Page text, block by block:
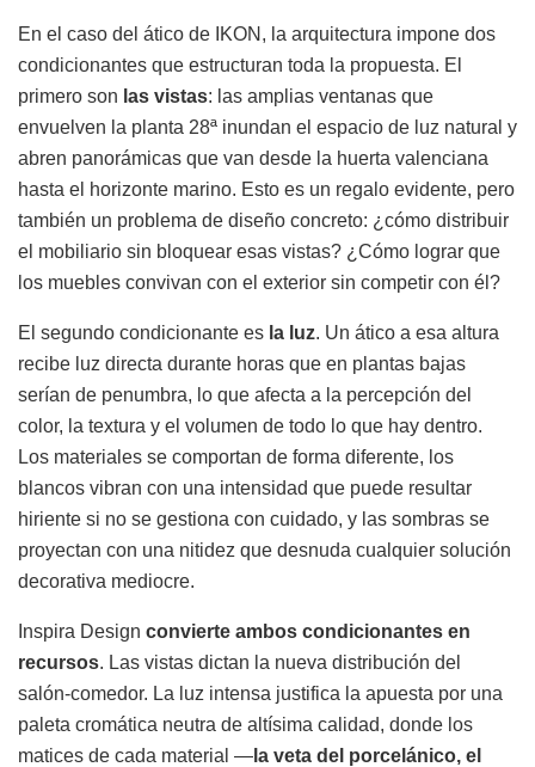
En el caso del ático de IKON, la arquitectura impone dos
condicionantes que estructuran toda la propuesta. El
primero son las vistas: las amplias ventanas que
envuelven la planta 28ª inundan el espacio de luz natural y
abren panorámicas que van desde la huerta valenciana
hasta el horizonte marino. Esto es un regalo evidente, pero
también un problema de diseño concreto: ¿cómo distribuir
el mobiliario sin bloquear esas vistas? ¿Cómo lograr que
los muebles convivan con el exterior sin competir con él?
El segundo condicionante es la luz. Un ático a esa altura
recibe luz directa durante horas que en plantas bajas
serían de penumbra, lo que afecta a la percepción del
color, la textura y el volumen de todo lo que hay dentro.
Los materiales se comportan de forma diferente, los
blancos vibran con una intensidad que puede resultar
hiriente si no se gestiona con cuidado, y las sombras se
proyectan con una nitidez que desnuda cualquier solución
decorativa mediocre.
Inspira Design convierte ambos condicionantes en
recursos. Las vistas dictan la nueva distribución del
salón-comedor. La luz intensa justifica la apuesta por una
paleta cromática neutra de altísima calidad, donde los
matices de cada material — la veta del porcelánico, el